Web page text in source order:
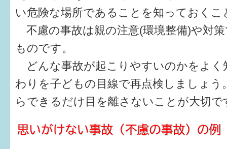
い危険な場所であることを知っておくこ
不慮の事故は親の注意(環境整備)や対
ものです。
どんな事故が起こりやすいのかをよく
わりを子どもの目線で再点検しましょう
らできるだけ目を離さないことが大切で
子どもを預けたい
入園・入学
相談したい
さまざまな支援
子育てカレンダー